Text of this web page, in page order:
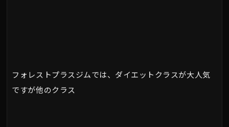
フォレストプラスジムでは、ダイエットクラスが大人気
ですが他のクラス